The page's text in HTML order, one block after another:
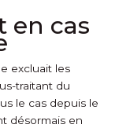
en cas
excluait les
traitant du
le cas depuis le
désormais en